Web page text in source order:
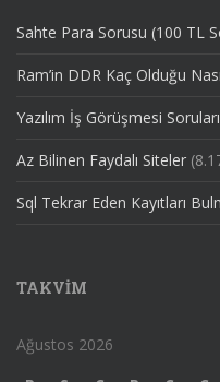
Sahte Para Sorusu (100 TL
Ram’in DDR Kaç Olduğu
Yazılım İş Görüşmesi
Az Bilinen Faydalı Siteler
Sql Tekrar Eden Kayıtları
TAKVIM
Ağustos 2026